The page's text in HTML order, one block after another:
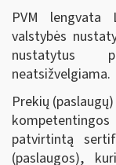
PVM lengvata
valstybės
nustatytus
neatsižvelgiama.
Prekių
patvirtintą
(paslaugos),